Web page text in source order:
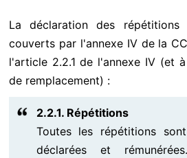
La déclaration des répétitions
couverts par l'annexe IV de la
l'article 2.2.1 de l'annexe IV (et
de remplacement) :
2.2.1. Répétitions
Toutes les répétitions
déclarées et